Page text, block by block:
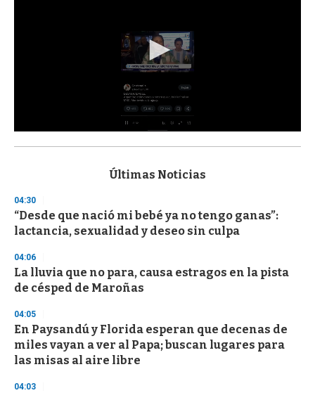
s
d
s
o
f
3
s
e
c
n
d
Últimas Noticias
04:30
“Desde que nació mi bebé ya no tengo ganas”:
lactancia, sexualidad y deseo sin culpa
04:06
La lluvia que no para, causa estragos en la pista
de césped de Maroñas
04:05
En Paysandú y Florida esperan que decenas de
miles vayan a ver al Papa; buscan lugares para
las misas al aire libre
04:03